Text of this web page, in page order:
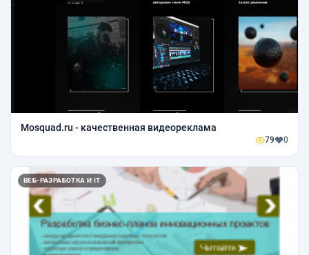
Mosquad.ru - качественная видеореклама
79 0
ВЕБ-РАЗРАБОТКА И IT